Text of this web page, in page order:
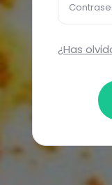
¿Has